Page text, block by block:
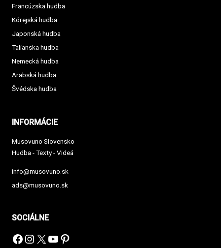
Francúzska hudba
Kórejská hudba
Japonská hudba
Talianska hudba
Nemecká hudba
Arabská hudba
Švédska hudba
INFORMÁCIE
Musovuno Slovensko
Hudba - Texty - Videá
info@musovuno.sk
ads@musovuno.sk
SOCIÁLNE
Facebook
Instagram
X YouTube
Pinterest